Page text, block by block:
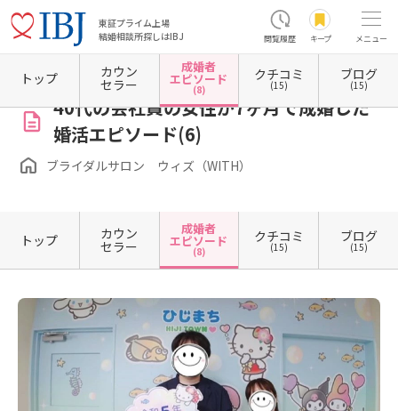
東証プライム上場
結婚相談所探しはIBJ
閲覧履歴 キープ メニュー
ホーム 大分県の結婚相談所 大分県大分市 ブライダルサロン ウィズ（WITH） 成婚
40代の会社員の女性が7ヶ月で成婚した
婚活エピソード(6)
ブライダルサロン ウィズ（WITH）
トップ カウン
セラー
成婚者
エピソード
(8)
クチコミ
(15)
ブログ
(15)
トップ カウン
セラー
成婚者
エピソード
(8)
クチコミ
(15)
ブログ
(15)